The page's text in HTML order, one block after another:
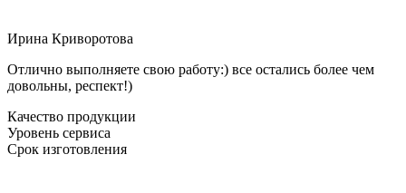
Ирина Криворотова
Отлично выполняете свою работу:) все остались более чем
довольны, респект!)
Качество продукции
Уровень сервиса
Срок изготовления